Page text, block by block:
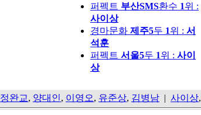
퍼펙트 부산SMS환수 1위 :
사이상
경마문화 제주5두 1위 : 서
석훈
퍼펙트 서울5두 1위 : 사이
상
정완교, 양대인, 이영오, 유준상, 김병남 | 사이상,